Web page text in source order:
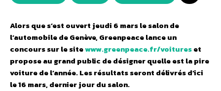
Alors que s’est ouvert jeudi 6 mars le salon de
l’automobile de Genève, Greenpeace lance un
concours sur le sitewww.greenpeace.fr/voitureset
propose au grand public de désigner quelle est la pire
voiture de l’année. Les résultats seront délivrés d’ici
le 16 mars, dernier jour du salon.